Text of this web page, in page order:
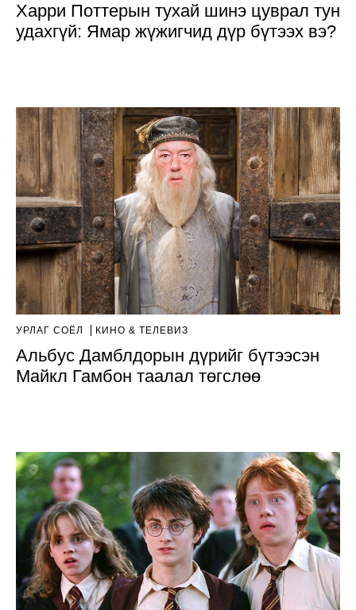
Харри Поттерын тухай шинэ цуврал тун
удахгүй: Ямар жүжигчид дүр бүтээх вэ?
УРЛАГ СОЁЛ КИНО & ТЕЛЕВИЗ
Альбус Дамблдорын дүрийг бүтээсэн
Майкл Гамбон таалал төгслөө